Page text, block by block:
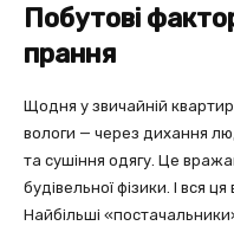
Побутові
прання
Щодня у звичайній
вологи — через дихання
та сушіння одягу. Це
будівельної фізики. І вся
Найбільші